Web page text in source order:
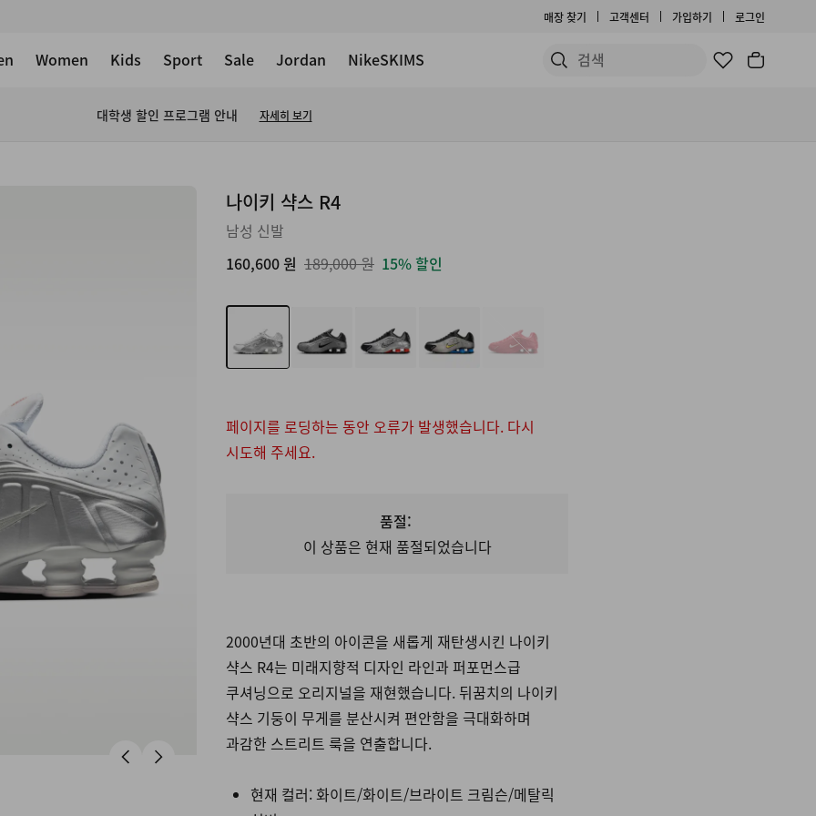
매장 찾기 고객센터 가입하기 로그인
Women Kids Sport Sale Jordan NikeSKIMS
대학생 할인 프로그램 안내 자세히 보기
이미지나이키 샥스 R4
남성 신발
160,600 원 189,000 원 15% 할인
페이지를 로딩하는 동안 오류가 발생했습니다. 다시
시도해 주세요.
품절:
이 상품은 현재 품절되었습니다
2000년대 초반의 아이콘을 새롭게 재탄생시킨 나이키
샥스 R4는 미래지향적 디자인 라인과 퍼포먼스급
쿠셔닝으로 오리지널을 재현했습니다. 뒤꿈치의 나이키
샥스 기둥이 무게를 분산시켜 편안함을 극대화하며
과감한 스트리트 룩을 연출합니다.
현재 컬러: 화이트/화이트/브라이트 크림슨/메탈릭